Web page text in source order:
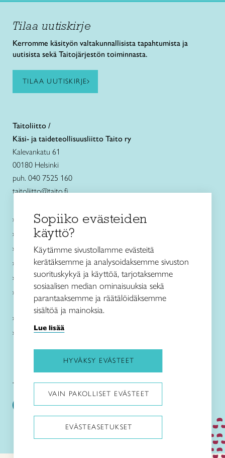
Tilaa uutiskirje
Kerromme käsityön valtakunnallisista tapahtumista ja
uutisista sekä Taitojärjestön toiminnasta.
TILAA UUTISKIRJE
Taitoliitto /
Käsi- ja taideteollisuusliitto Taito ry
Kalevankatu 61
00180 Helsinki
puh. 040 7525 160
taitoliitto@taito.fi
Käsityökurssit ja koulutus
Ajankohtaista
Käsityöohjeet
Me olemme Taito
Paikallinen toiminta
Verkkokaupat
Kirjaudu Arviin
Kirjaudu Taitocampukseen
Taitoliitto: Taito-lehti:
Sopiiko evästeiden
käyttö?
Käytämme sivustollamme evästeitä
kerätäksemme ja analysoidaksemme sivuston
suorituskykyä ja käyttöä, tarjotaksemme
sosiaalisen median ominaisuuksia sekä
parantaaksemme ja räätälöidäksemme
sisältöä ja mainoksia.
Lue lisää
HYVÄKSY EVÄSTEET
VAIN PAKOLLISET EVÄSTEET
EVÄSTEASETUKSET